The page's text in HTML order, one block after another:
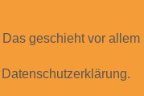
geschieht vor